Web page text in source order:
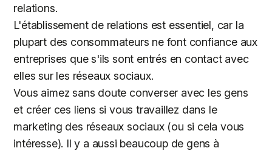
relations.
L'établissement de relations est essentiel, car la
plupart des consommateurs ne font confiance aux
entreprises que s'ils sont entrés en contact avec
elles sur les réseaux sociaux.
Vous aimez sans doute converser avec les gens
et créer ces liens si vous travaillez dans le
marketing des réseaux sociaux (ou si cela vous
intéresse). Il y a aussi beaucoup de gens à